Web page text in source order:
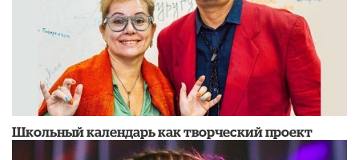
Школьный календарь как творческий проект